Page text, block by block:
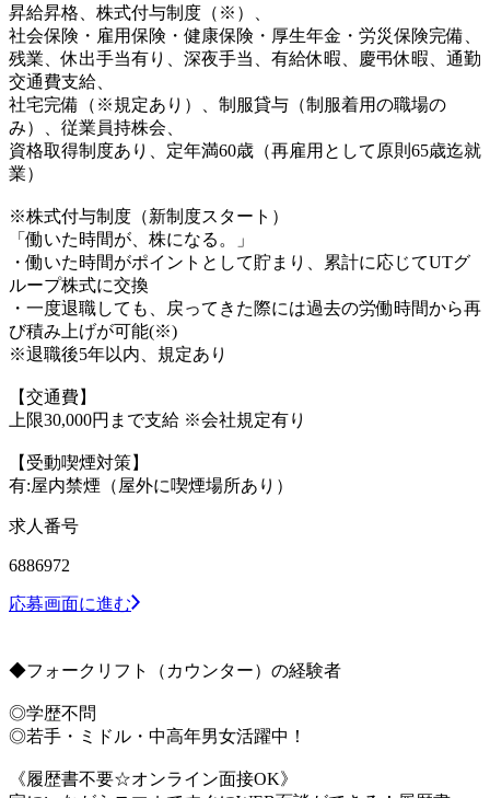
昇給昇格、株式付与制度（※）、
社会保険・雇用保険・健康保険・厚生年金・労災保険完備、
残業、休出手当有り、深夜手当、有給休暇、慶弔休暇、通勤
交通費支給、
社宅完備（※規定あり）、制服貸与（制服着用の職場の
み）、従業員持株会、
資格取得制度あり、定年満60歳（再雇用として原則65歳迄就
業）
※株式付与制度（新制度スタート）
「働いた時間が、株になる。」
・働いた時間がポイントとして貯まり、累計に応じてUTグ
ループ株式に交換
・一度退職しても、戻ってきた際には過去の労働時間から再
び積み上げが可能(※)
※退職後5年以内、規定あり
【交通費】
上限30,000円まで支給 ※会社規定有り
【受動喫煙対策】
有:屋内禁煙（屋外に喫煙場所あり）
求人番号
6886972
応募画面に進む
◆フォークリフト（カウンター）の経験者
◎学歴不問
◎若手・ミドル・中高年男女活躍中！
《履歴書不要☆オンライン面接OK》